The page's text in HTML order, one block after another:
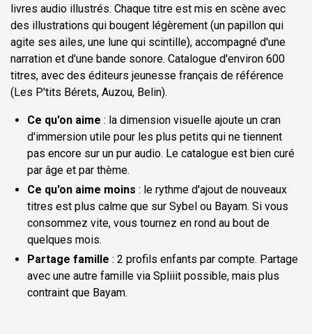
livres audio illustrés. Chaque titre est mis en scène avec
des illustrations qui bougent légèrement (un papillon qui
agite ses ailes, une lune qui scintille), accompagné d'une
narration et d'une bande sonore. Catalogue d'environ 600
titres, avec des éditeurs jeunesse français de référence
(Les P'tits Bérets, Auzou, Belin).
Ce qu'on aime : la dimension visuelle ajoute un cran
d'immersion utile pour les plus petits qui ne tiennent
pas encore sur un pur audio. Le catalogue est bien curé
par âge et par thème.
Ce qu'on aime moins : le rythme d'ajout de nouveaux
titres est plus calme que sur Sybel ou Bayam. Si vous
consommez vite, vous tournez en rond au bout de
quelques mois.
Partage famille : 2 profils enfants par compte. Partage
avec une autre famille via Spliiit possible, mais plus
contraint que Bayam.